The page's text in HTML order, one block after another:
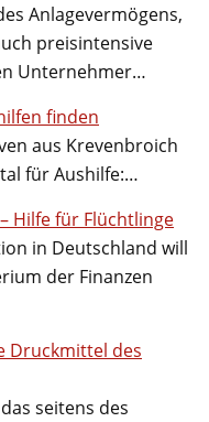
Anlagevermögens,
preisintensive
Unternehmer…
finden
aus Krevenbroich
für Aushilfe:…
Hilfe für Flüchtlinge
in Deutschland will
der Finanzen
Druckmittel des
seitens des